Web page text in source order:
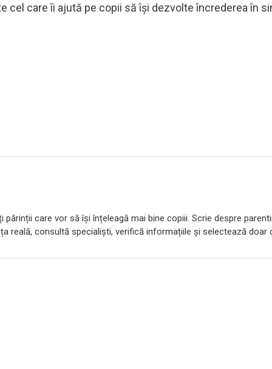
cel care îi ajută pe copii să își dezvolte încrederea în
care vor să își înțeleagă mai bine copiii. Scrie despre
reală, consultă specialiști, verifică informațiile și selectează doar